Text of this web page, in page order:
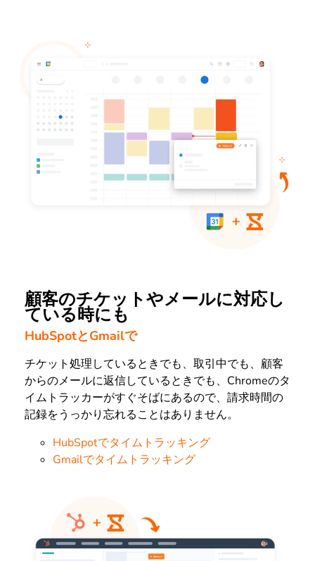
顧客のチケットやメールに対応し
ている時にも
HubSpotとGmailで
チケット処理しているときでも、取引中でも、顧客
からのメールに返信しているときでも、Chromeのタ
イムトラッカーがすぐそばにあるので、請求時間の
記録をうっかり忘れることはありません。
HubSpotでタイムトラッキング
Gmailでタイムトラッキング